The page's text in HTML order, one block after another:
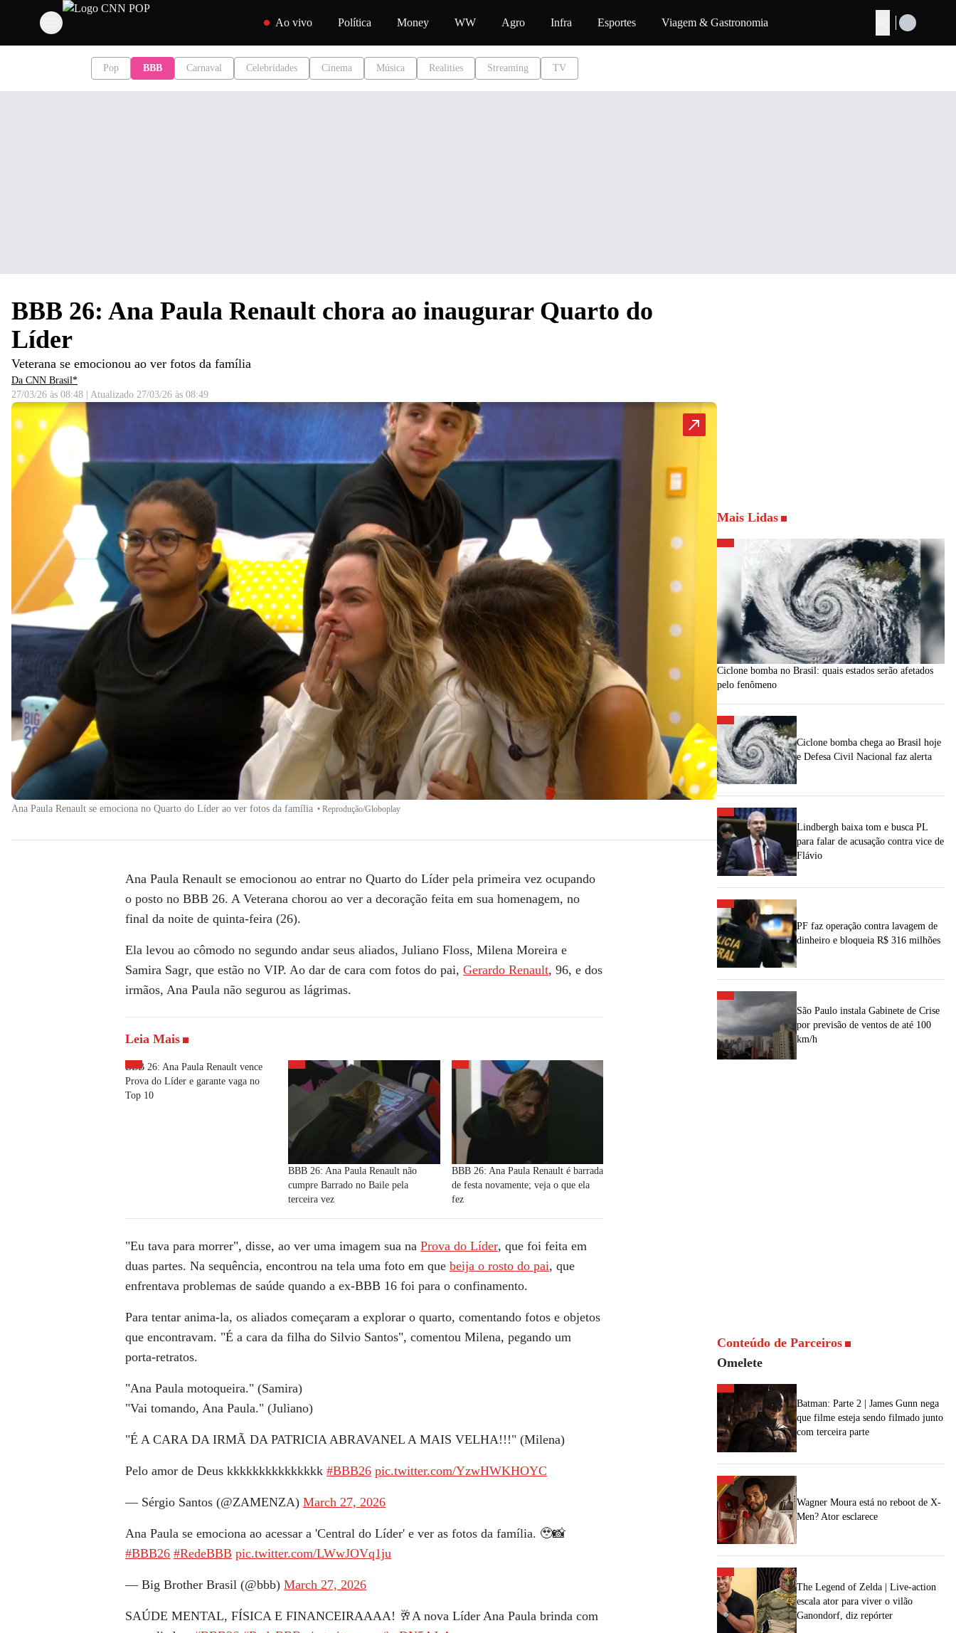
Buscar
Pular para o conteúdo
Ao vivo Política Money WW Agro Infra Esportes Viagem & Gastronomia
Pop BBB Carnaval Celebridades Cinema Música Realities Streaming TV
BBB 26: Ana Paula Renault chora ao inaugurar Quarto do
Líder
Veterana se emocionou ao ver fotos da família
Da CNN Brasil*
27/03/26 às 08:48
Atualizado 27/03/26 às 08:49
Ana Paula Renault se emociona no Quarto do Líder ao ver fotos da família • Reprodução/Globoplay
Ana Paula Renault se emocionou ao entrar no Quarto do Líder pela primeira vez ocupando
o posto no BBB 26. A Veterana chorou ao ver a decoração feita em sua homenagem, no
final da noite de quinta-feira (26).
Ela levou ao cômodo no segundo andar seus aliados, Juliano Floss, Milena Moreira e
Samira Sagr, que estão no VIP. Ao dar de cara com fotos do pai, Gerardo Renault, 96, e dos
irmãos, Ana Paula não segurou as lágrimas.
Leia Mais
BBB 26: Ana Paula Renault vence
Prova do Líder e garante vaga no
Top 10
BBB 26: Ana Paula Renault não
cumpre Barrado no Baile pela
terceira vez
BBB 26: Ana Paula Renault é barrada
de festa novamente; veja o que ela
fez
"Eu tava para morrer", disse, ao ver uma imagem sua na Prova do Líder, que foi feita em
duas partes. Na sequência, encontrou na tela uma foto em que beija o rosto do pai, que
enfrentava problemas de saúde quando a ex-BBB 16 foi para o confinamento.
Para tentar anima-la, os aliados começaram a explorar o quarto, comentando fotos e objetos
que encontravam. "É a cara da filha do Silvio Santos", comentou Milena, pegando um
porta-retratos.
"Ana Paula motoqueira." (Samira)
"Vai tomando, Ana Paula." (Juliano)
"É A CARA DA IRMÃ DA PATRICIA ABRAVANEL A MAIS VELHA!!!" (Milena)
Pelo amor de Deus kkkkkkkkkkkkkkk #BBB26 pic.twitter.com/YzwHWKHOYC
— Sérgio Santos (@ZAMENZA) March 27, 2026
Ana Paula se emociona ao acessar a 'Central do Líder' e ver as fotos da família. 🥹📸
#BBB26 #RedeBBB pic.twitter.com/LWwJOVq1ju
— Big Brother Brasil (@bbb) March 27, 2026
SAÚDE MENTAL, FÍSICA E FINANCEIRAAAA! 🥂A nova Líder Ana Paula brinda com
Mais Lidas
Ciclone bomba no Brasil: quais estados serão afetados
pelo fenômeno
Ciclone bomba chega ao Brasil hoje
e Defesa Civil Nacional faz alerta
Lindbergh baixa tom e busca PL
para falar de acusação contra vice de
Flávio
PF faz operação contra lavagem de
dinheiro e bloqueia R$ 316 milhões
São Paulo instala Gabinete de Crise
por previsão de ventos de até 100
km/h
Conteúdo de Parceiros
Omelete
Batman: Parte 2 | James Gunn nega
que filme esteja sendo filmado junto
com terceira parte
Wagner Moura está no reboot de X-
Men? Ator esclarece
The Legend of Zelda | Live-action
escala ator para viver o vilão
Ganondorf, diz repórter